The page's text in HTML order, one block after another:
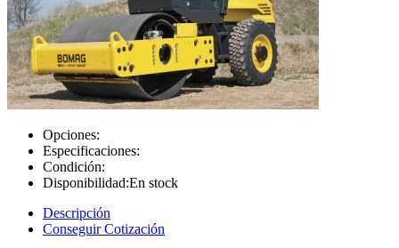
Opciones:
Especificaciones:
Condición:
Disponibilidad:En stock
Descripción
Conseguir Cotización